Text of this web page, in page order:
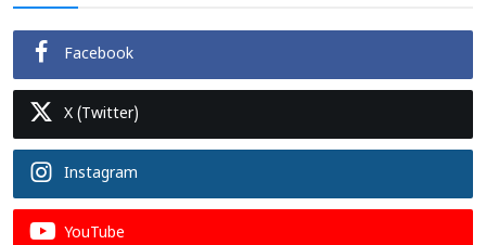
Facebook
X (Twitter)
Instagram
YouTube